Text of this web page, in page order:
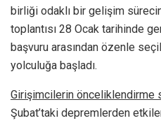
birliği odaklı bir gelişim
toplantısı 28 Ocak tarihinde
başvuru arasından özenle
yolculuğa başladı.
Girişimcilerin önceliklendirme
Şubat’taki depremlerden